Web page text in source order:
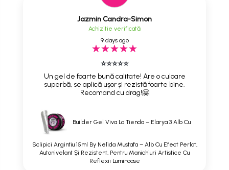
Jazmin Candra-Simon
Achizitie verificată
9 days ago
⭐⭐⭐⭐⭐
Un gel de foarte bună calitate! Are o culoare
superbă, se aplică ușor și rezistă foarte bine.
Recomand cu drag!🤗
Builder Gel Viva La Tienda – Elarya 3 Alb Cu
Sclipici Argintiu 15ml By Nelida Mustafa – Alb Cu Efect Perlat,
Autonivelant Și Rezistent, Pentru Manichiuri Artistice Cu
Reflexii Luminoase